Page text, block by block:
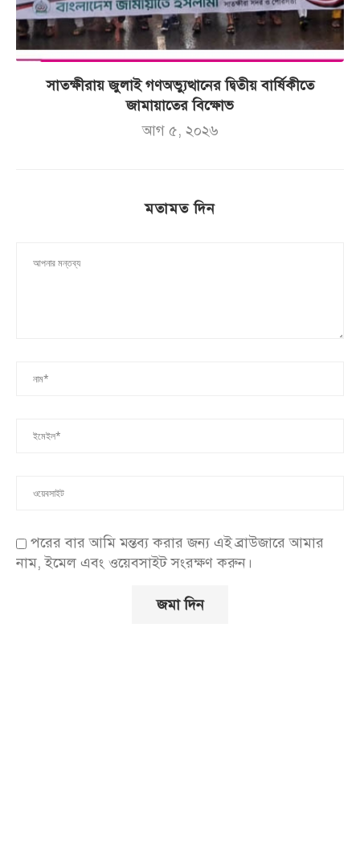
সাতক্ষীরায় জুলাই গণঅভ্যুত্থানের দ্বিতীয় বার্ষিকীতে
জামায়াতের বিক্ষোভ
আগ ৫, ২০২৬
মতামত দিন
পরের বার আমি মন্তব্য করার জন্য এই ব্রাউজারে আমার
নাম, ইমেল এবং ওয়েবসাইট সংরক্ষণ করুন।